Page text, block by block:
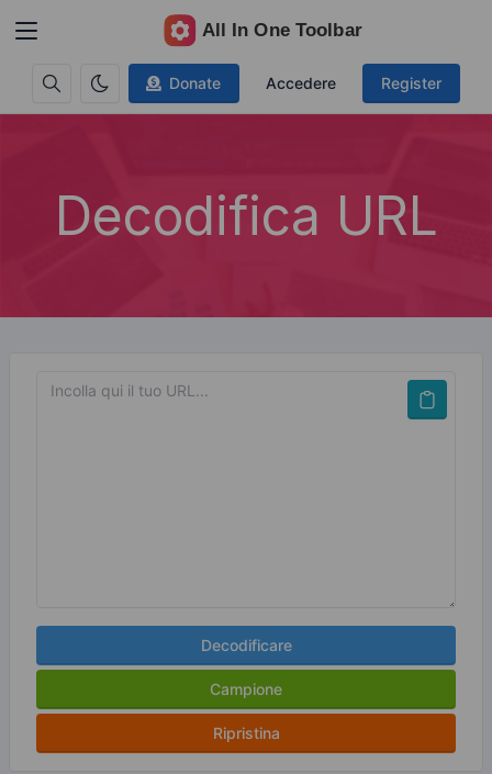
Donate Accedere Register
Decodifica URL
Decodificare
Campione
Ripristina